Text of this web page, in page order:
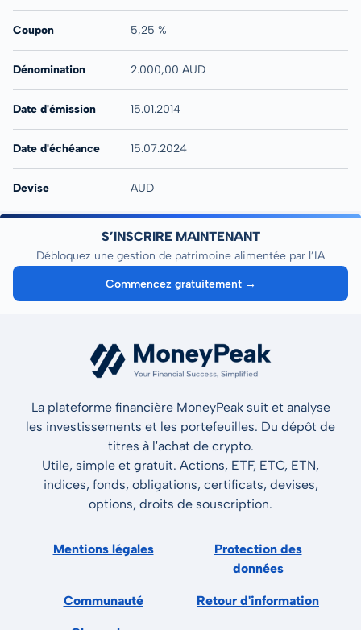
Coupon 5,25 %
Dénomination 2.000,00 AUD
Date d'émission 15.01.2014
Date d'échéance 15.07.2024
Devise AUD
S’INSCRIRE MAINTENANT
Débloquez une gestion de patrimoine alimentée par l’IA
Commencez gratuitement →
La plateforme financière MoneyPeak suit et analyse
les investissements et les portefeuilles. Du dépôt de
titres à l'achat de crypto.
Utile, simple et gratuit. Actions, ETF, ETC, ETN,
indices, fonds, obligations, certificats, devises,
options, droits de souscription.
Mentions légales
Protection des
données
Communauté Retour d'information